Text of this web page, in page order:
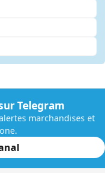
Telegram
marchandises et